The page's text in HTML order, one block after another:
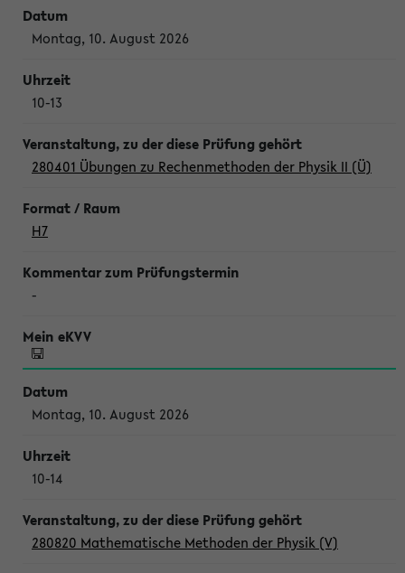
Montag, 10. August 2026
10-13
280401 Übungen zu Rechenmethoden der Physik II (Ü)
H7
-
Montag, 10. August 2026
10-14
280820 Mathematische Methoden der Physik (V)